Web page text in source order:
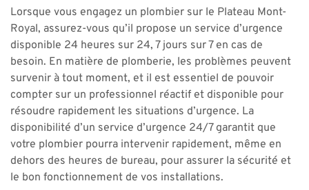
Lorsque vous engagez un plombier sur le Plateau Mont-
Royal, assurez-vous qu’il propose un service d’urgence
disponible 24 heures sur 24, 7 jours sur 7 en cas de
besoin. En matière de plomberie, les problèmes peuvent
survenir à tout moment, et il est essentiel de pouvoir
compter sur un professionnel réactif et disponible pour
résoudre rapidement les situations d’urgence. La
disponibilité d’un service d’urgence 24/7 garantit que
votre plombier pourra intervenir rapidement, même en
dehors des heures de bureau, pour assurer la sécurité et
le bon fonctionnement de vos installations.